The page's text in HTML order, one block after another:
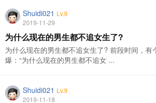
Shuidi021 Lv.9
2019-11-29
为什么现在的男生都不追女生了?
为什么现在的男生都不追女生了? 前段时间，有
爆：“为什么现在的男生都不追女 ...
Shuidi021 Lv.9
2019-11-18